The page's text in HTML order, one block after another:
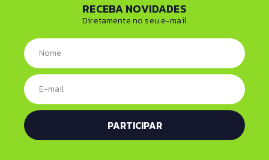
RECEBA NOVIDADES
Diretamente no seu e-mail